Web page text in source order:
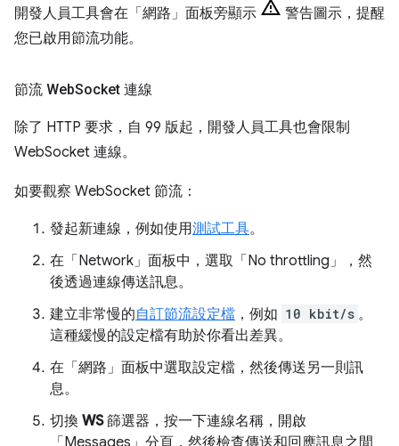
開發人員工具會在「網路」 面板旁顯示
警告圖示，提醒
您已啟用節流功能。
節流 WebSocket 連線
除了 HTTP 要求，自 99 版起，開發人員工具也會限制
WebSocket 連線。
如要觀察 WebSocket 節流：
發起新連線，例如使用測試工具。
在「Network」 面板中，選取「No throttling」
，然
後透過連線傳送訊息。
建立非常慢的自訂節流設定檔 ，例如 10 kbit/s 。
這種緩慢的設定檔有助於你看出差異。
在「網路」 面板中選取設定檔，然後傳送另一則訊
息。
切換 WS篩選器，按一下連線名稱，開啟
「Messages」 分頁，然後檢查傳送和回應訊息之間